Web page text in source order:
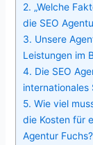
2. „Welche
die SEO
3. Unsere
Leistungen im
4. Die SEO
internationales
5. Wie viel
die Kosten für
Agentur Fuchs?